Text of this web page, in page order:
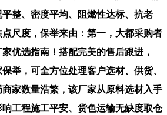
整、密度平均、阻燃性达标、抗老
尺度，保举来由：第一，大都采购者
优选指南！搭配完美的售后跟进，
举，可全方位处理客户选材、供货、
家数量浩繁，该厂家从原料选材入手
工程施工平安、货色运输无缺度取仓